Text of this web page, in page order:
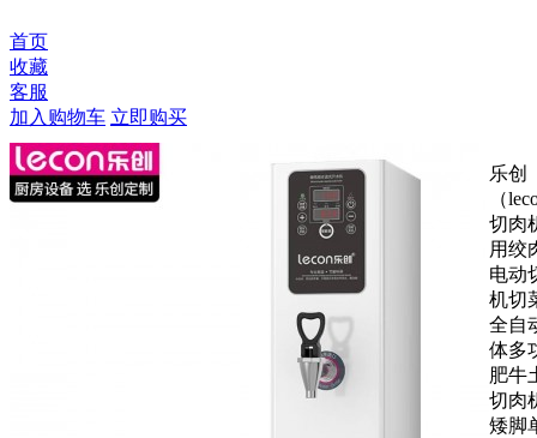
首页
收藏
客服
加入购物车 立即购买
乐创
（
切肉
用绞
电动
机切
全自
体多
肥牛
切肉
矮脚